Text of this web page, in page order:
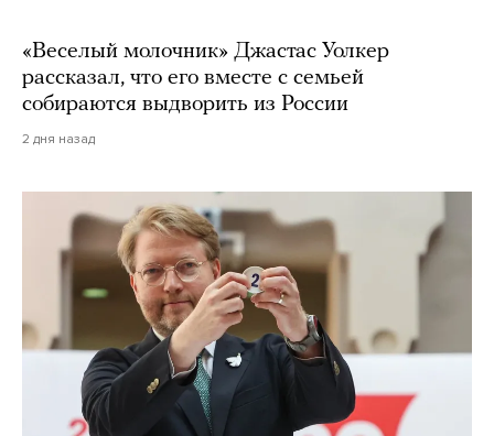
«Веселый молочник» Джастас Уолкер
рассказал, что его вместе с семьей
собираются выдворить из России
2 дня назад